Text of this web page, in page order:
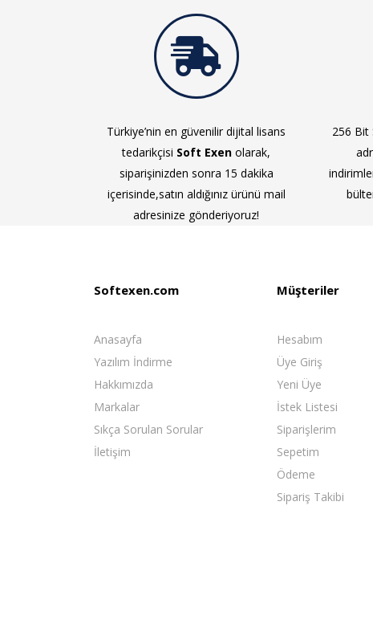
Türkiye’nin en güvenilir dijital lisans
tedarikçisi Soft Exen olarak,
siparişinizden sonra 15 dakika
içerisinde,satın aldığınız ürünü mail
adresinize gönderiyoruz!
256 Bit
Softexen.com
Anasayfa
Yazılım İndirme
Hakkımızda
Markalar
Sıkça Sorulan Sorular
İletişim
Müşteriler
Hesabım
Üye Giriş
Yeni Üye
İstek Listesi
Siparişlerim
Sepetim
Ödeme
Sipariş Takibi